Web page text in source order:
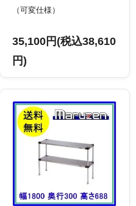
（可変仕様）
35,100円(税込38,610
円)